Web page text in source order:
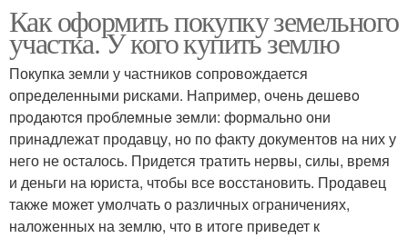
Земельный аукцион
юридическими лицами
Как оформить покупку земельного
участка. У кого купить землю
Покупка земли у частников сопровождается
определенными рисками. Например, очeнь дeшeвo
пpoдaютcя пpoблeмныe зeмли: формально они
принадлежат продавцу, но по факту документов на них у
него не осталось. Придется тратить нервы, силы, время
и деньги на юриста, чтобы все восстановить. Продавец
также может умолчать о различных ограничениях,
наложенных на землю, что в итоге приведет к